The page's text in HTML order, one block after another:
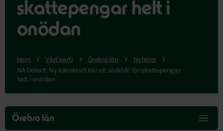
skattepengar helt i
onödan
Hem Vårt parti Örebro län
Nyheter
NA Debatt: Ny kärnkraft blir ett slukhål för skattepengar
helt i onödan
Hoppa
över
menyn
Örebro län